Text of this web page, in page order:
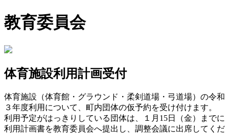
教育委員会
体育施設利用計画受付
体育施設（体育館・グラウンド・柔剣道場・弓道場）の令和
３年度利用について、町内団体の仮予約を受け付けます。
利用予定がはっきりしている団体は、１月15日（金）までに
利用計画書を教育委員会へ提出し、調整会議に出席してくだ